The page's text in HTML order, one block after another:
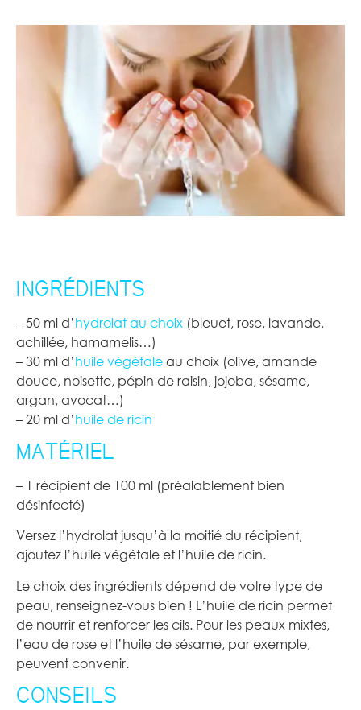
INGRÉDIENTS
– 50 ml d’hydrolat au choix (bleuet, rose, lavande,
achillée, hamamelis…)
– 30 ml d’huile végétale au choix (olive, amande
douce, noisette, pépin de raisin, jojoba, sésame,
argan, avocat…)
– 20 ml d’huile de ricin
MATÉRIEL
– 1 récipient de 100 ml (préalablement bien
désinfecté)
Versez l’hydrolat jusqu’à la moitié du récipient,
ajoutez l’huile végétale et l’huile de ricin.
Le choix des ingrédients dépend de votre type de
peau, renseignez-vous bien ! L’huile de ricin permet
de nourrir et renforcer les cils. Pour les peaux mixtes,
l’eau de rose et l’huile de sésame, par exemple,
peuvent convenir.
CONSEILS